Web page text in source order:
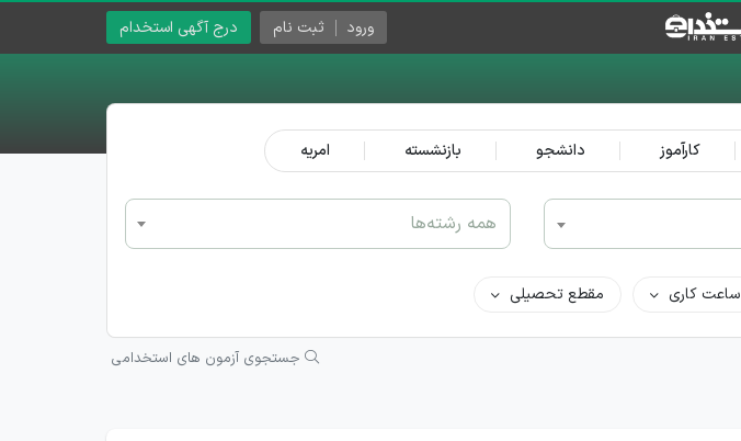
درج آگهی استخدام ورود ثبت نام
کارآموز دانشجو بازنشسته امریه
همه رشته‌ها
ساعت کاری مقطع تحصیلی
جستجوی آزمون های استخدامی